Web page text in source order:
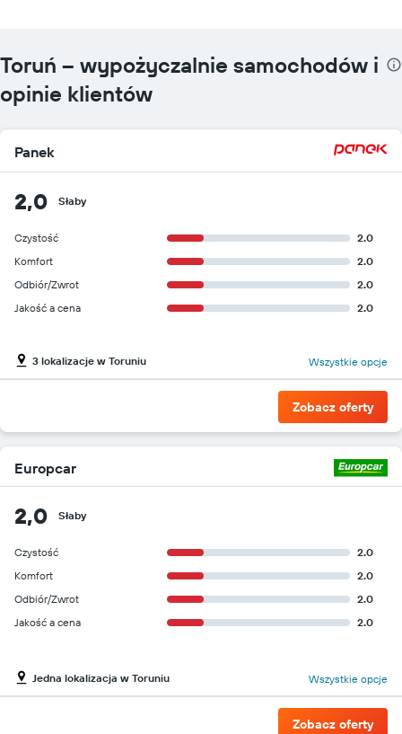
Toruń – wypożyczalnie samochodów i
opinie klientów
Panek
2,0 Słaby
Czystość
2.0
Komfort
2.0
Odbiór/Zwrot
2.0
Jakość a cena
2.0
3 lokalizacje w Toruniu Wszystkie opcje
Zobacz oferty
Europcar
2,0 Słaby
Czystość
2.0
Komfort
2.0
Odbiór/Zwrot
2.0
Jakość a cena
2.0
Jedna lokalizacja w Toruniu Wszystkie opcje
Zobacz oferty